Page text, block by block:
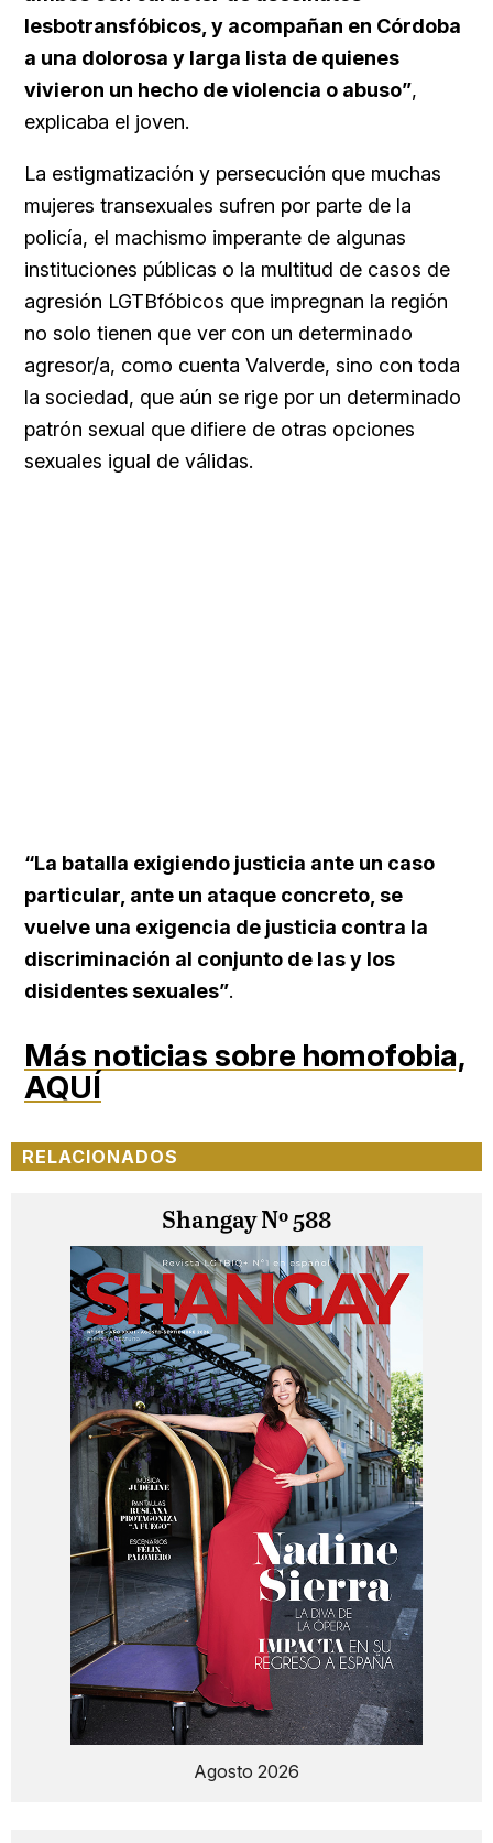
lesbotransfóbicos, y acompañan en Córdoba
a una dolorosa y larga lista de quienes
vivieron un hecho de violencia o abuso”,
explicaba el joven.
La estigmatización y persecución que muchas
mujeres transexuales sufren por parte de la
policía, el machismo imperante de algunas
instituciones públicas o la multitud de casos de
agresión LGTBfóbicos que impregnan la región
no solo tienen que ver con un determinado
agresor/a, como cuenta Valverde, sino con toda
la sociedad, que aún se rige por un determinado
patrón sexual que difiere de otras opciones
sexuales igual de válidas.
“La batalla exigiendo justicia ante un caso
particular, ante un ataque concreto, se
vuelve una exigencia de justicia contra la
discriminación al conjunto de las y los
disidentes sexuales”.
Más noticias sobre homofobia,
AQUÍ
RELACIONADOS
Shangay Nº 588
Agosto 2026